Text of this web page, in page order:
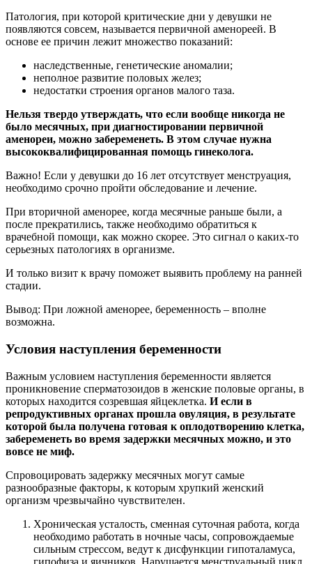
Патология, при которой критические дни у девушки не
появляются совсем, называется первичной аменореей. В
основе ее причин лежит множество показаний:
наследственные, генетические аномалии;
неполное развитие половых желез;
недостатки строения органов малого таза.
Нельзя твердо утверждать, что если вообще никогда не
было месячных, при диагностировании первичной
аменореи, можно забеременеть. В этом случае нужна
высококвалифицированная помощь гинеколога.
Важно! Если у девушки до 16 лет отсутствует менструация,
необходимо срочно пройти обследование и лечение.
При вторичной аменорее, когда месячные раньше были, а
после прекратились, также необходимо обратиться к
врачебной помощи, как можно скорее. Это сигнал о каких-то
серьезных патологиях в организме.
И только визит к врачу поможет выявить проблему на ранней
стадии.
Вывод: При ложной аменорее, беременность – вполне
возможна.
Условия наступления беременности
Важным условием наступления беременности является
проникновение сперматозоидов в женские половые органы, в
которых находится созревшая яйцеклетка. И если в
репродуктивных органах прошла овуляция, в результате
которой была получена готовая к оплодотворению клетка,
забеременеть во время задержки месячных можно, и это
вовсе не миф.
Спровоцировать задержку месячных могут самые
разнообразные факторы, к которым хрупкий женский
организм чрезвычайно чувствителен.
Хроническая усталость, сменная суточная работа, когда
необходимо работать в ночные часы, сопровождаемые
сильным стрессом, ведут к дисфункции гипоталамуса,
гипофиза и яичников. Нарушается менструальный цикл.